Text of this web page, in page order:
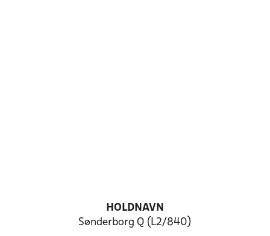
HOLDNAVN
Sønderborg Q (L2/840)